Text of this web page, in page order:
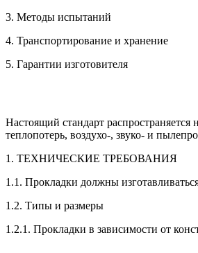
3. Методы испытаний
4. Транспортирование и хранение
5. Гарантии изготовителя
Настоящий стандарт
теплопотерь, воздухо-, звуко- и
1. ТЕХНИЧЕСКИЕ ТРЕБОВАНИЯ
1.1. Прокладки должны
1.2. Типы и размеры
1.2.1. Прокладки в зависимости от